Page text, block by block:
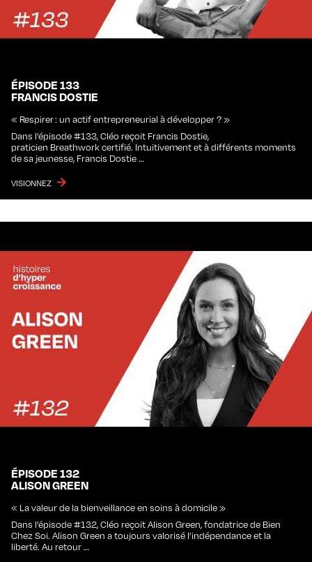
ÉPISODE 133
FRANCIS DOSTIE
« Respirer : un actif entrepreneurial à développer ? »
Dans l’épisode #133, Cléo reçoit Francis Dostie,
praticien Breathwork certifié. Intuitivement et à différents moments
de sa jeunesse, Francis Dostie …
VISIONNEZ
ÉPISODE 132
ALISON GREEN
« La valeur de la bienveillance en soins à domicile »
Dans l’épisode #132, Cléo reçoit Alison Green, fondatrice de Bien
Chez Soi. Alison Green a toujours valorisé l’indépendance et la
liberté. Au retour …